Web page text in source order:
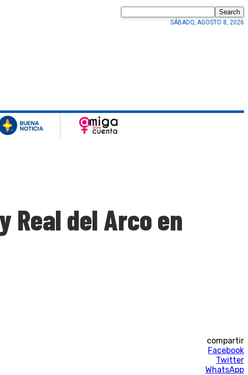
Search
SÁBADO, AGOSTO 8, 2026
Real del Arco en
compartir
Facebook
Twitter
WhatsApp